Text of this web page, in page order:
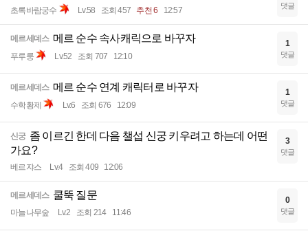
초록바람궁수 Lv.58 조회 457 추천 6 12:57 댓글
메르세데스 메르 순수 속사캐릭으로 바꾸자
푸루룽 Lv.52 조회 707 12:10
1
댓글
메르세데스 메르 순수 연계 캐릭터로 바꾸자
수학황제 Lv.6 조회 676 12:09
1
댓글
신궁 좀 이르긴 한데 다음 챌섭 신궁 키우려고 하는데 어떤
가요?
베르쟈스 Lv.4 조회 409 12:06
3
댓글
메르세데스 쿨뚝 질문
마늘나무숲 Lv.2 조회 214 11:46
0
댓글